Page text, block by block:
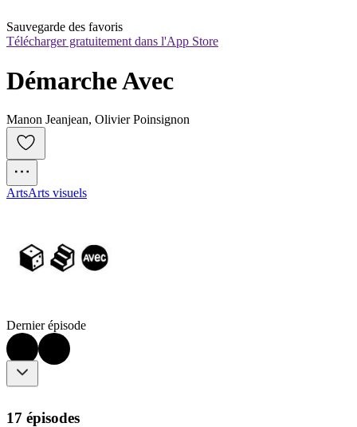
Sauvegarde des favoris
Télécharger gratuitement dans l'App Store
Démarche Avec
Manon Jeanjean, Olivier Poinsignon
ArtsArts visuels
Dernier épisode
17 épisodes